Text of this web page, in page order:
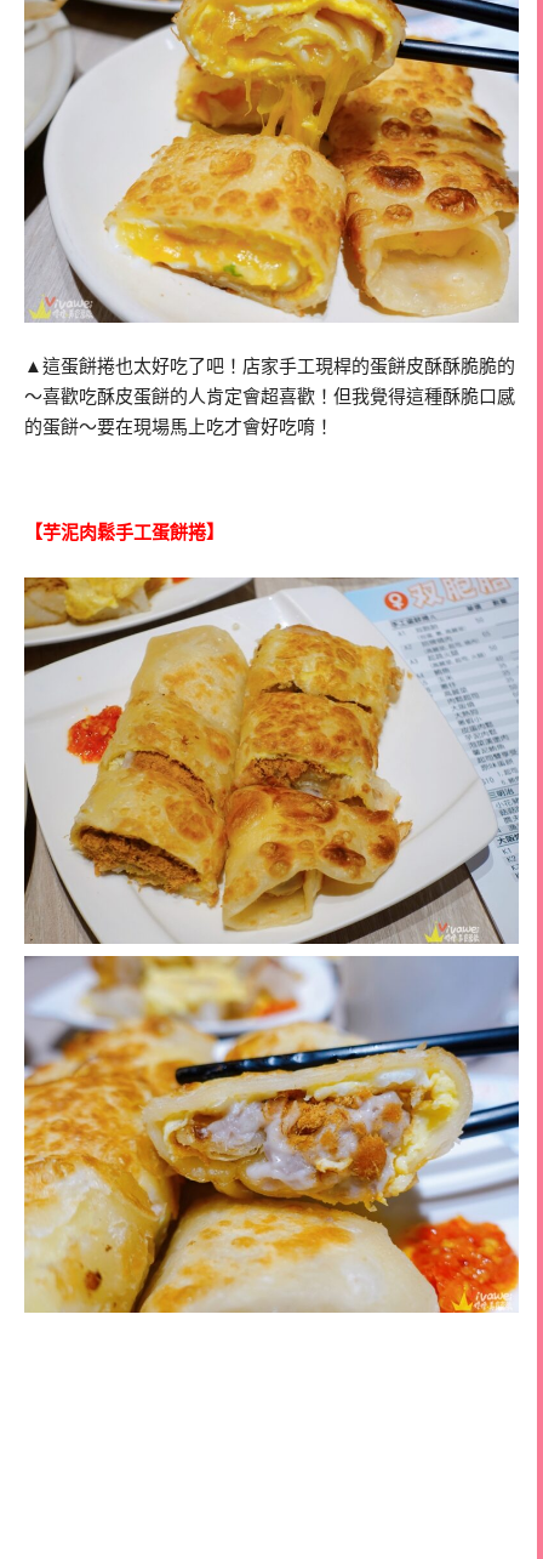
▲這蛋餅捲也太好吃了吧！店家手工現桿的蛋餅皮酥酥脆脆的
～喜歡吃酥皮蛋餅的人肯定會超喜歡！但我覺得這種酥脆口感
的蛋餅～要在現場馬上吃才會好吃唷！
【芋泥肉鬆手工蛋餅捲】